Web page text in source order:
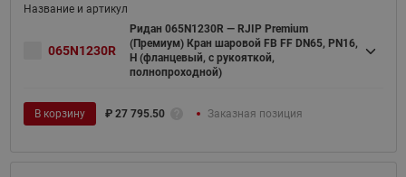
065N1230R
Ридан 065N1230R — RJIP Premium
(Премиум) Кран шаровой FB FF DN65, PN16,
H (фланцевый, с рукояткой,
полнопроходной)
В корзину ₽ 27 795.50 Заказная позиция